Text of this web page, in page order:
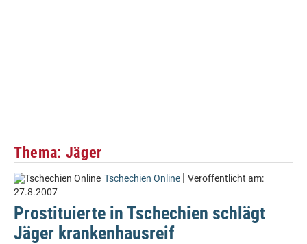
Thema: Jäger
Tschechien Online | Veröffentlicht am:
27.8.2007
Prostituierte in Tschechien schlägt
Jäger krankenhausreif